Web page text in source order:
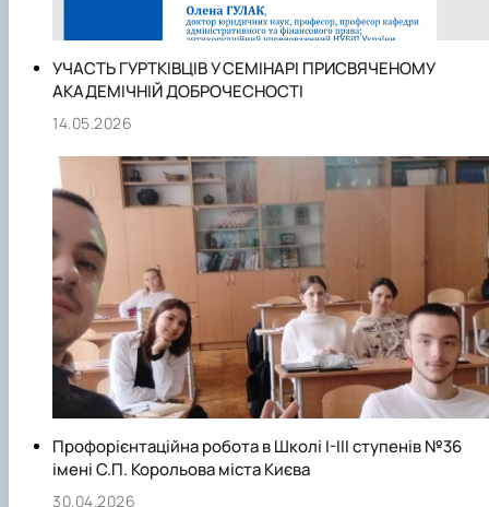
УЧАСТЬ ГУРТКІВЦІВ У СЕМІНАРІ ПРИСВЯЧЕНОМУ
АКАДЕМІЧНІЙ ДОБРОЧЕСНОСТІ
14.05.2026
Профорієнтаційна робота в Школі І-ІІІ ступенів №36
імені С.П. Корольова міста Києва
30.04.2026